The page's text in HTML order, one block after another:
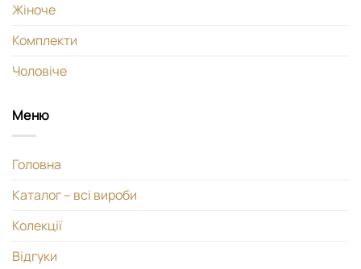
Жіноче
Комплекти
Чоловіче
Меню
Головна
Каталог – всі вироби
Колекції
Відгуки